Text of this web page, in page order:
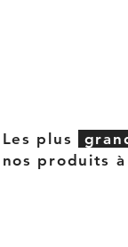
Les plus
nos produits